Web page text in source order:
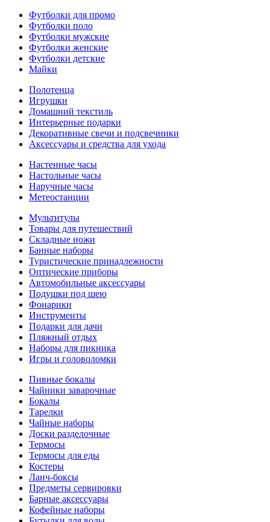
Футболки для промо
Футболки поло
Футболки мужские
Футболки женские
Футболки детские
Майки
Полотенца
Игрушки
Домашний текстиль
Интерьерные подарки
Декоративные свечи и подсвечники
Аксессуары и средства для ухода
Настенные часы
Настольные часы
Наручные часы
Метеостанции
Мультитулы
Товары для путешествий
Складные ножи
Банные наборы
Туристические принадлежности
Оптические приборы
Автомобильные аксессуары
Подушки под шею
Фонарики
Инструменты
Подарки для дачи
Пляжный отдых
Наборы для пикника
Игры и головоломки
Пивные бокалы
Чайники заварочные
Бокалы
Тарелки
Чайные наборы
Доски разделочные
Термосы
Термосы для еды
Костеры
Ланч-боксы
Предметы сервировки
Барные аксессуары
Кофейные наборы